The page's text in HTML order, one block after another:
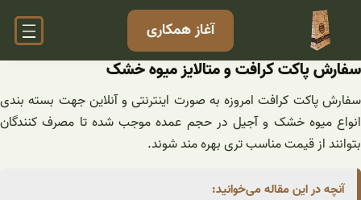
آغاز همکاری
سفارش پاکت کرافت و متالایز میوه خشک
سفارش پاکت کرافت امروزه به صورت اینترنتی و آنلاین جهت بسته بندی
انواع میوه خشک و آجیل در حجم عمده موجب شده تا مصرف کنندگان
بتوانند از قیمت مناسب تری بهره مند شوند.
آنچه در این مقاله می‌خوانید: